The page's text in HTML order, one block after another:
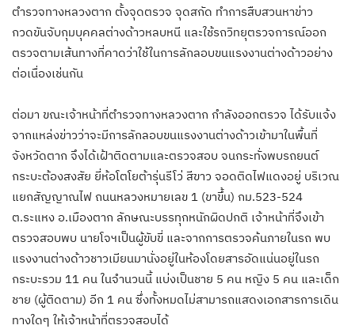
ตำรวจทางหลวงตาก ตั้งจุดตรวจ จุดสกัด ทำการสืบสวนหาข่าว
กวดขันจับกุมบุคคลต่างด้าวหลบหนี และใช้รถวิทยุตรวจการณ์ออก
ตรวจตามเส้นทางที่คาดว่าใช้ในการลักลอบขนแรงงานต่างด้าวอย่าง
ต่อเนื่องเช่นกัน
ต่อมา ขณะเจ้าหน้าที่ตำรวจทางหลวงตาก กำลังออกตรวจ ได้รับแจ้ง
จากแหล่งข่าวว่าจะมีการลักลอบขนแรงงานต่างด้าวเข้ามาในพื้นที่
จังหวัดตาก จึงได้เฝ้าติดตามและตรวจสอบ จนกระทั่งพบรถยนต์
กระบะต้องสงสัย ยี่ห้อโตโยต้ารุ่นรีโว่ สีขาว จอดติดไฟแดงอยู่ บริเวณ
แยกสัญญาณไฟ ถนนหลวงหมายเลข 1 (ขาขึ้น) กม.523-524
ต.ระแหง อ.เมืองตาก ลักษณะบรรทุกหนักผิดปกติ เจ้าหน้าที่จึงเข้า
ตรวจสอบพบ นายโจฯเป็นผู้ขับขี่ และจากการตรวจค้นภายในรถ พบ
แรงงานต่างด้าวชาวเมียนมานั่งอยู่ในห้องโดยสารอัดแน่นอยู่ในรถ
กระบะรวม 11 คน ในจำนวนนี้ แบ่งเป็นชาย 5 คน หญิง 5 คน และเด็ก
ชาย (ผู้ติดตาม) อีก 1 คน ซึ่งทั้งหมดไม่สามารถแสดงเอกสารการเดิน
ทางใดๆ ให้เจ้าหน้าที่ตรวจสอบได้